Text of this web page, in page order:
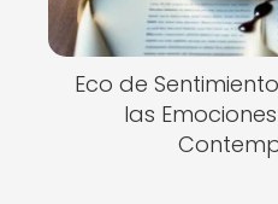
Eco de
las